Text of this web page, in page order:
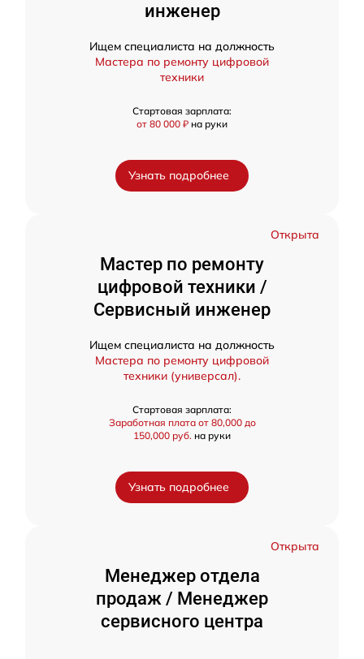
инженер
Ищем специалиста на должность
Мастера по ремонту цифровой
техники
Стартовая зарплата:
от 80 000 ₽ на руки
Узнать подробнее
Открыта
Мастер по ремонту
цифровой техники /
Сервисный инженер
Ищем специалиста на должность
Мастера по ремонту цифровой
техники (универсал).
Стартовая зарплата:
Заработная плата от 80,000 до
150,000 руб. на руки
Узнать подробнее
Открыта
Менеджер отдела
продаж / Менеджер
сервисного центра